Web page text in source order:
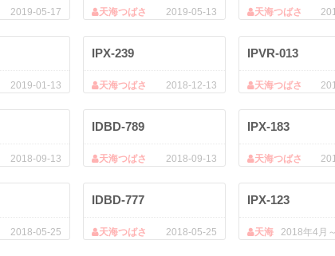
2019-05-17 2019-05-13
天海つばさ 天海つばさ
2019-01-13
IPX-239
2018-12-13
天海つばさ
IPVR-013
天海つばさ
2018-09-13
IDBD-789
2018-09-13
天海つばさ
IPX-183
天海つばさ
2018-05-25
IDBD-777
2018-05-25
天海つばさ
IPX-123
2018年4月
天海